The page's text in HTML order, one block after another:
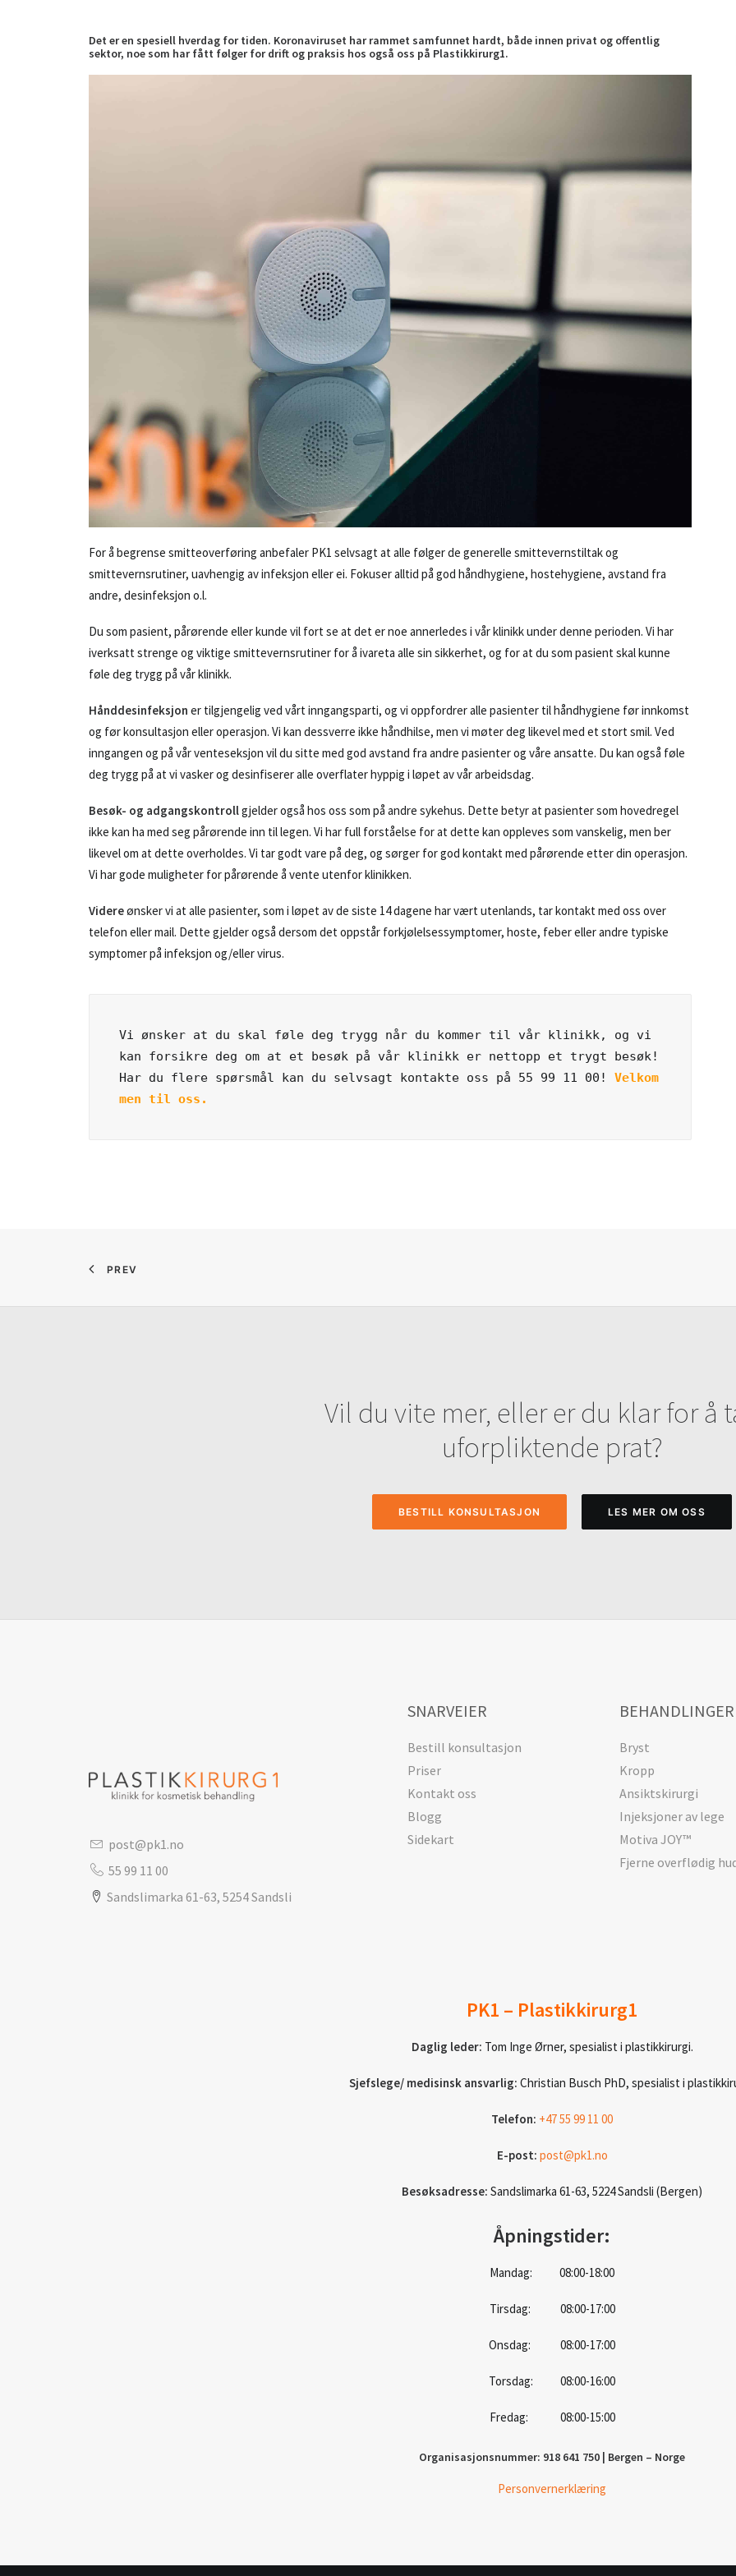
Det er en spesiell hverdag for tiden. Koronaviruset har rammet samfunnet hardt, både innen privat og offentlig
sektor, noe som har fått følger for drift og praksis hos også oss på Plastikkirurg1.
For å begrense smitteoverføring anbefaler PK1 selvsagt at alle følger de generelle smittevernstiltak og
smittevernsrutiner, uavhengig av infeksjon eller ei. Fokuser alltid på god håndhygiene, hostehygiene, avstand fra
andre, desinfeksjon o.l.
Du som pasient, pårørende eller kunde vil fort se at det er noe annerledes i vår klinikk under denne perioden. Vi har
iverksatt strenge og viktige smittevernsrutiner for å ivareta alle sin sikkerhet, og for at du som pasient skal kunne
føle deg trygg på vår klinikk.
Hånddesinfeksjon er tilgjengelig ved vårt inngangsparti, og vi oppfordrer alle pasienter til håndhygiene før innkomst
og før konsultasjon eller operasjon. Vi kan dessverre ikke håndhilse, men vi møter deg likevel med et stort smil. Ved
inngangen og på vår venteseksjon vil du sitte med god avstand fra andre pasienter og våre ansatte. Du kan også føle
deg trygg på at vi vasker og desinfiserer alle overflater hyppig i løpet av vår arbeidsdag.
Besøk- og adgangskontrollgjelder også hos oss som på andre sykehus. Dette betyr at pasienter som hovedregel
ikke kan ha med seg pårørende inn til legen. Vi har full forståelse for at dette kan oppleves som vanskelig, men ber
likevel om at dette overholdes. Vi tar godt vare på deg, og sørger for god kontakt med pårørende etter din operasjon.
Vi har gode muligheter for pårørende å vente utenfor klinikken.
Videreønsker vi at alle pasienter, som i løpet av de siste 14 dagene har vært utenlands, tar kontakt med oss over
telefon eller mail. Dette gjelder også dersom det oppstår forkjølelsessymptomer, hoste, feber eller andre typiske
symptomer på infeksjon og/eller virus.
Vi ønsker at du skal føle deg trygg når du kommer til vår klinikk, og vi
kan forsikre deg om at et besøk på vår klinikk er nettopp et trygt besøk!
Har du flere spørsmål kan du selvsagt kontakte oss på 55 99 11 00! Velkom
men til oss.
PREV
Vil du vite mer, eller er du klar for å
uforpliktende prat?
BESTILL KONSULTASJON LES MER OM OSS
post@pk1.no
55 99 11 00
Sandslimarka 61-63, 5254 Sandsli
SNARVEIER
Bestill konsultasjon
Priser
Kontakt oss
Blogg
Sidekart
BEHANDLINGER
Bryst
Kropp
Ansiktskirurgi
Injeksjoner av lege
Motiva JOY™
Fjerne overflødig
PK1 – Plastikkirurg1
Daglig leder: Tom Inge Ørner, spesialist i plastikkirurgi.
Sjefslege/ medisinsk ansvarlig: Christian Busch PhD, spesialist i
Telefon: +47 55 99 11 00
E-post: post@pk1.no
Besøksadresse: Sandslimarka 61-63, 5224 Sandsli (Bergen)
Åpningstider:
Mandag: 08:00-18:00
Tirsdag: 08:00-17:00
Onsdag: 08:00-17:00
Torsdag: 08:00-16:00
Fredag: 08:00-15:00
Organisasjonsnummer: 918 641 750 | Bergen – Norge
Personvernerklæring